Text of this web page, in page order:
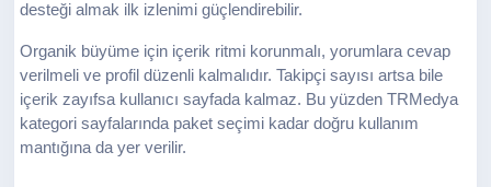
desteği almak ilk izlenimi güçlendirebilir.
Organik büyüme için içerik ritmi korunmalı, yorumlara cevap
verilmeli ve profil düzenli kalmalıdır. Takipçi sayısı artsa bile
içerik zayıfsa kullanıcı sayfada kalmaz. Bu yüzden TRMedya
kategori sayfalarında paket seçimi kadar doğru kullanım
mantığına da yer verilir.